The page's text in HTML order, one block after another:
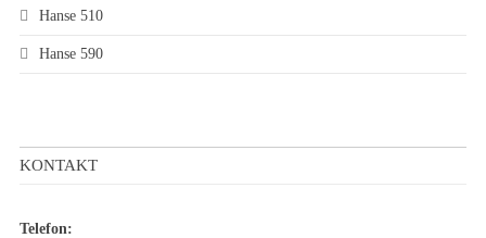
Hanse 510
Hanse 590
KONTAKT
Telefon: